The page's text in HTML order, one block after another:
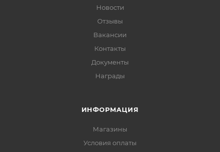
Новости
Отзывы
Вакансии
Контакты
Документы
Награды
ИНФОРМАЦИЯ
Магазины
Условия оплаты